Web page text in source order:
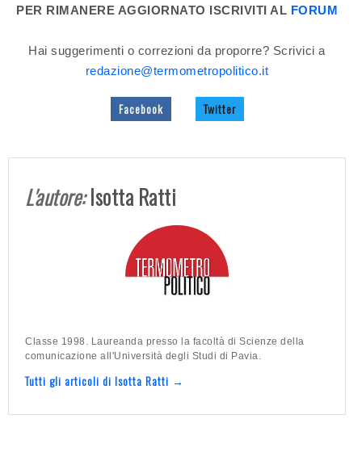
PER RIMANERE AGGIORNATO ISCRIVITI AL FORUM
Hai suggerimenti o correzioni da proporre? Scrivici a
redazione@termometropolitico.it
Facebook Twitter
L'autore:Isotta Ratti
Classe 1998. Laureanda presso la facoltà di Scienze della
comunicazione all'Università degli Studi di Pavia.
Tutti gli articoli di Isotta Ratti →